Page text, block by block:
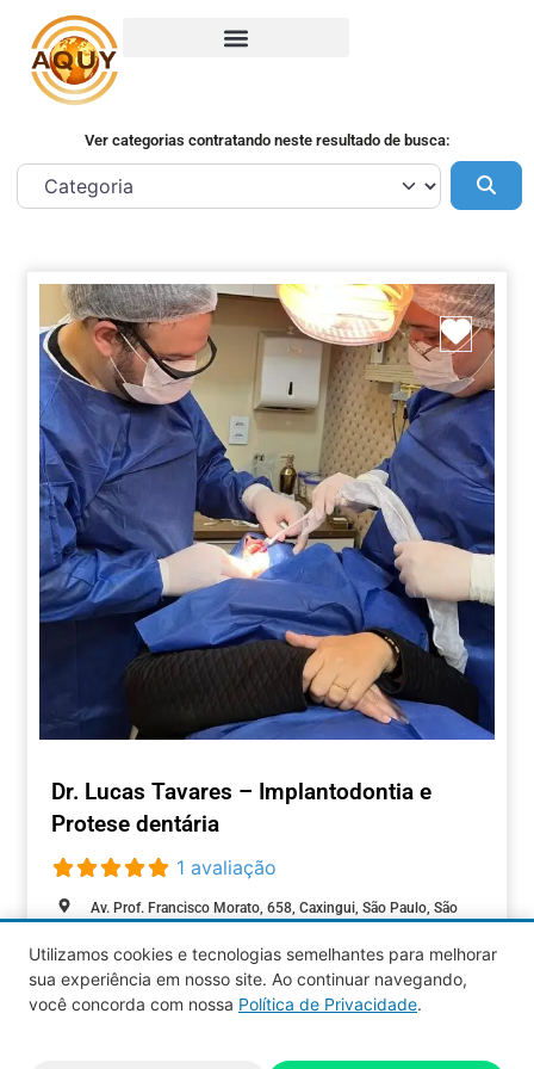
Ver categorias contratando neste resultado de busca:
Dr. Lucas Tavares – Implantodontia e
Protese dentária
1 avaliação
Av. Prof. Francisco Morato, 658, Caxingui, São Paulo, São
SAÚDE
Utilizamos cookies e tecnologias semelhantes para melhorar
sua experiência em nosso site. Ao continuar navegando,
você concorda com nossa Política de Privacidade.